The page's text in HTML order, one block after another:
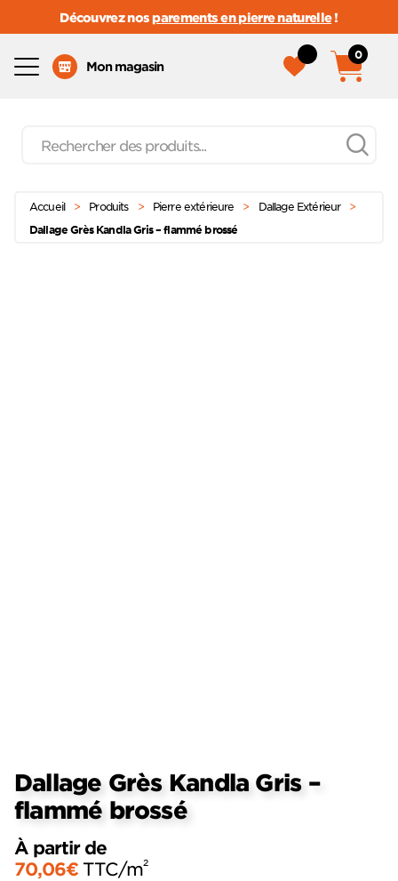
Découvrez nosparements en pierre naturelle!
Mon magasin
0
contenu
Menu
Accueil > Produits > Pierre extérieure > Dallage Extérieur
>
Dallage Grès Kandla Gris – flammé brossé
Dallage Grès Kandla Gris –
flammé brossé
À partir de
70,06€ TTC/m2